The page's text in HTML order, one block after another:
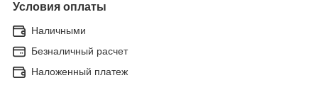
Условия оплаты
Наличными
Безналичный расчет
Наложенный платеж